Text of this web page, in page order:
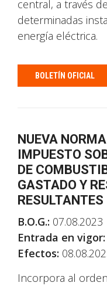
central, a través
determinadas
energía eléctrica.
BOLETÍN OFICIAL
NUEVA
IMPUESTO
DE
GASTADO Y
RESULTANTES
B.O.G.: 07.08.2023
Entrada en vigor:
Efectos:
Incorpora al